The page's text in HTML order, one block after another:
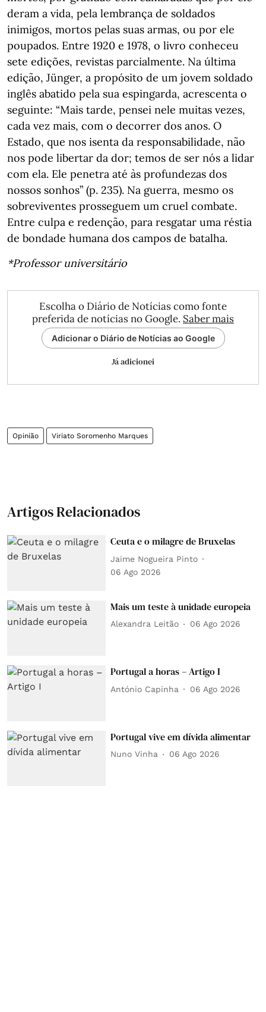
deram a vida, pela lembrança de soldados
inimigos, mortos pelas suas armas, ou por ele
poupados. Entre 1920 e 1978, o livro conheceu
sete edições, revistas parcialmente. Na última
edição, Jünger, a propósito de um jovem soldado
inglês abatido pela sua espingarda, acrescenta o
seguinte: “Mais tarde, pensei nele muitas vezes,
cada vez mais, com o decorrer dos anos. O
Estado, que nos isenta da responsabilidade, não
nos pode libertar da dor; temos de ser nós a lidar
com ela. Ele penetra até às profundezas dos
nossos sonhos” (p. 235). Na guerra, mesmo os
sobreviventes prosseguem um cruel combate.
Entre culpa e redenção, para resgatar uma réstia
de bondade humana dos campos de batalha.
*Professor universitário
Escolha o Diário de Notícias como fonte
preferida de notícias no Google. Saber mais
Adicionar o Diário de Notícias ao Google
Já adicionei
Opinião Viriato Soromenho Marques
Artigos Relacionados
Ceuta e o milagre de Bruxelas
Jaime Nogueira Pinto
06 Ago 2026
Mais um teste à unidade europeia
Alexandra Leitão 06 Ago 2026
Portugal a horas – Artigo I
António Capinha 06 Ago 2026
Portugal vive em dívida alimentar
Nuno Vinha 06 Ago 2026